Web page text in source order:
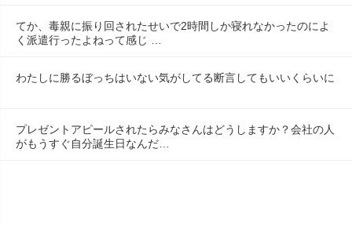
てか、毒親に振り回されたせいで2時間しか寝れなかったのによ
く派遣行ったよねって感じ …
わたしに勝るぼっちはいない気がしてる断言してもいいくらいに
プレゼントアピールされたらみなさんはどうしますか？会社の人
がもうすぐ自分誕生日なんだ…